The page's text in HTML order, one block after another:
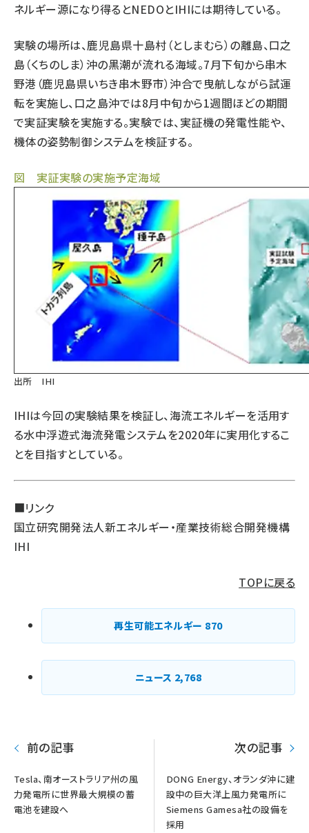
ネルギー源になり得るとNEDOとIHIには期待している。
実験の場所は、鹿児島県十島村（としまむら）の離島、口之
島（くちのしま）沖の黒潮が流れる海域。7月下旬から串木
野港（鹿児島県いちき串木野市）沖合で曳航しながら試運
転を実施し、口之島沖では8月中旬から1週間ほどの期間
で実証実験を実施する。実験では、実証機の発電性能や、
機体の姿勢制御システムを検証する。
図 実証実験の実施予定海域
出所 IHI
IHIは今回の実験結果を検証し、海流エネルギーを活用す
る水中浮遊式海流発電システムを2020年に実用化するこ
とを目指すとしている。
■リンク
国立研究開発法人新エネルギー・産業技術総合開発機構
IHI
TOPに戻る
再生可能エネルギー 870
ニュース 2,768
前の記事
Tesla、南オーストラリア州の風
力発電所に世界最大規模の蓄
電池を建設へ
次の記事
DONG Energy、オランダ沖に建
設中の巨大洋上風力発電所に
Siemens Gamesa社の設備を
採用